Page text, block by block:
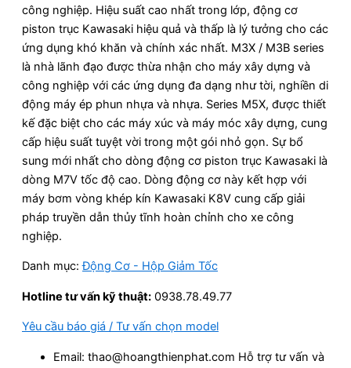
công nghiệp. Hiệu suất cao nhất trong lớp, động cơ
piston trục Kawasaki hiệu quả và thấp là lý tưởng cho các
ứng dụng khó khăn và chính xác nhất. M3X / M3B series
là nhà lãnh đạo được thừa nhận cho máy xây dựng và
công nghiệp với các ứng dụng đa dạng như tời, nghiền di
động máy ép phun nhựa và nhựa. Series M5X, được thiết
kế đặc biệt cho các máy xúc và máy móc xây dựng, cung
cấp hiệu suất tuyệt vời trong một gói nhỏ gọn. Sự bổ
sung mới nhất cho dòng động cơ piston trục Kawasaki là
dòng M7V tốc độ cao. Dòng động cơ này kết hợp với
máy bơm vòng khép kín Kawasaki K8V cung cấp giải
pháp truyền dẫn thủy tĩnh hoàn chỉnh cho xe công
nghiệp.
Danh mục:Động Cơ - Hộp Giảm Tốc
Hotline tư vấn kỹ thuật: 0938.78.49.77
Yêu cầu báo giá / Tư vấn chọn model
Email: thao@hoangthienphat.com Hỗ trợ tư vấn và